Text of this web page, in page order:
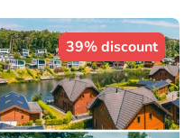
39% discount